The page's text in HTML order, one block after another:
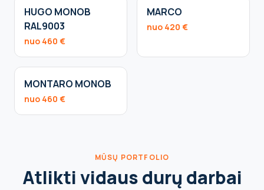
HUGO MONOB
RAL9003
nuo 460 €
MARCO
nuo 420 €
MONTARO MONOB
nuo 460 €
MŪSŲ PORTFOLIO
Atlikti vidaus durų darbai